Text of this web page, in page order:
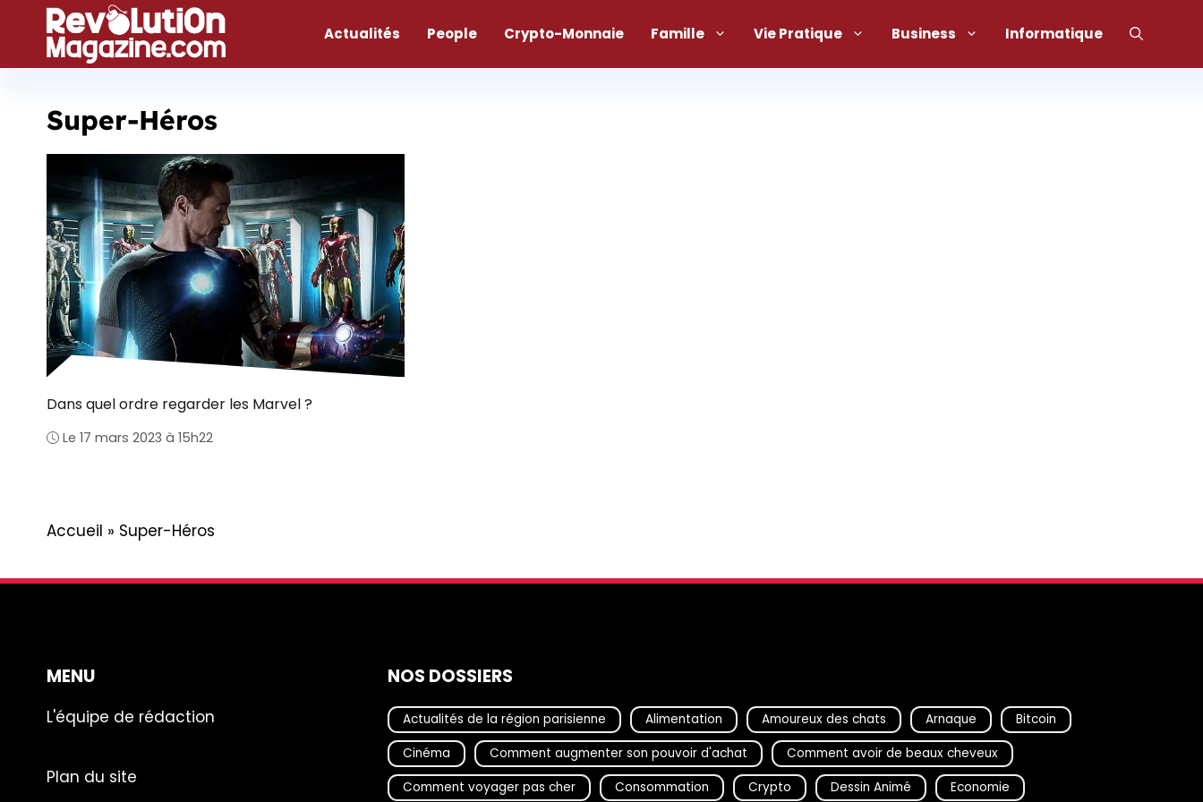
contenu
Actualités People Crypto-Monnaie Famille Vie Pratique Business Informatique
Super-Héros
Dans quel ordre regarder les Marvel ?
Le 17 mars 2023 à 15h22
Accueil » Super-Héros
MENU
L'équipe de rédaction
Plan du site
NOS DOSSIERS
Actualités de la région parisienne Alimentation Amoureux des chats Arnaque
Bitcoin
Cinéma
Comment augmenter son pouvoir d'achat
Comment avoir de beaux cheveux
Comment voyager pas cher
Consommation Crypto Dessin Animé Economie